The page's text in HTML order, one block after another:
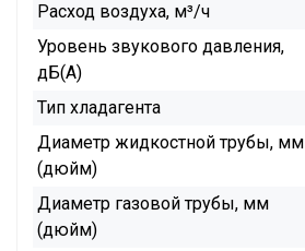
Расход воздуха, м³/ч
Уровень звукового давления,
дБ(А)
Тип хладагента
Диаметр жидкостной трубы, мм
(дюйм)
Диаметр газовой трубы, мм
(дюйм)